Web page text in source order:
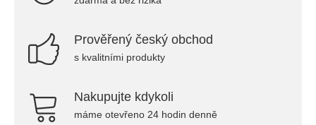
Prověřený český obchod
s kvalitními produkty
Nakupujte kdykoli
máme otevřeno 24 hodin denně